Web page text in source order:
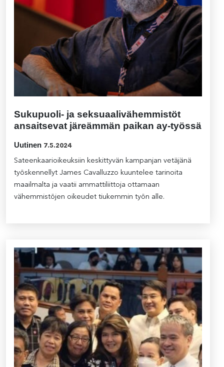
Sukupuoli- ja seksuaalivähemmistöt
ansaitsevat järeämmän paikan ay-työssä
Uutinen 7.5.2024
Sateenkaarioikeuksiin keskittyvän kampanjan vetäjänä
työskennellyt James Cavalluzzo kuuntelee tarinoita
maailmalta ja vaatii ammattiliittoja ottamaan
vähemmistöjen oikeudet tiukemmin työn alle.